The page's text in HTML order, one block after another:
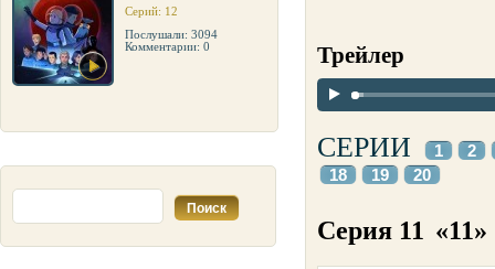
Серий: 12
Послушали: 3094
Комментарии: 0
Трейлер
СЕРИИ 1
2
18
19 20
Серия 11 «11»